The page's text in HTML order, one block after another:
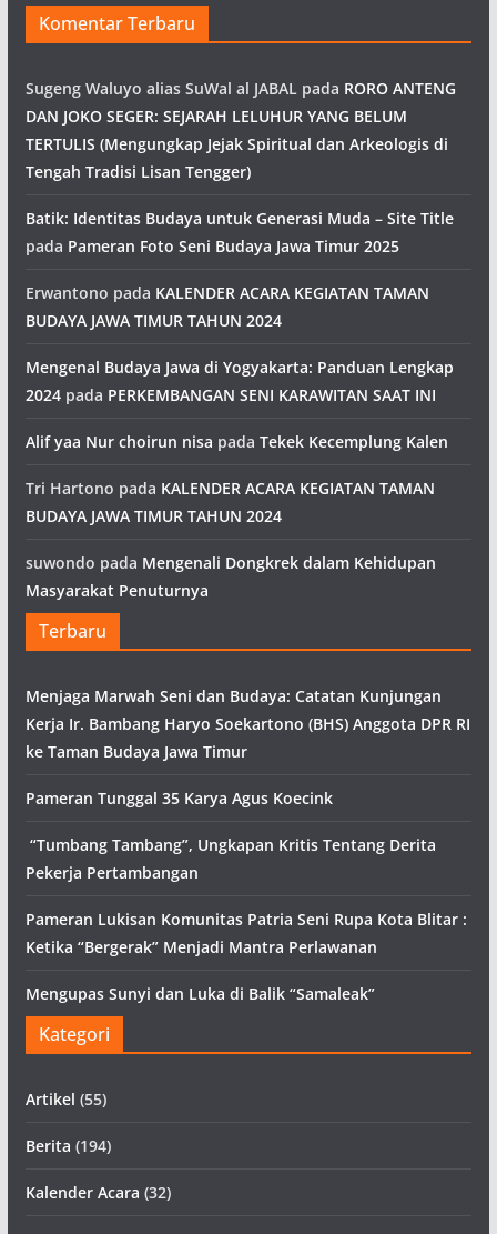
Komentar Terbaru
Sugeng Waluyo alias SuWal al JABAL pada RORO ANTENG
DAN JOKO SEGER: SEJARAH LELUHUR YANG BELUM
TERTULIS (Mengungkap Jejak Spiritual dan Arkeologis di
Tengah Tradisi Lisan Tengger)
Batik: Identitas Budaya untuk Generasi Muda – Site Title
pada Pameran Foto Seni Budaya Jawa Timur 2025
Erwantono pada KALENDER ACARA KEGIATAN TAMAN
BUDAYA JAWA TIMUR TAHUN 2024
Mengenal Budaya Jawa di Yogyakarta: Panduan Lengkap
2024pada PERKEMBANGAN SENI KARAWITAN SAAT INI
Alif yaa Nur choirun nisa pada Tekek Kecemplung Kalen
Tri Hartono pada KALENDER ACARA KEGIATAN TAMAN
BUDAYA JAWA TIMUR TAHUN 2024
suwondo pada Mengenali Dongkrek dalam Kehidupan
Masyarakat Penuturnya
Terbaru
Menjaga Marwah Seni dan Budaya: Catatan Kunjungan
Kerja Ir. Bambang Haryo Soekartono (BHS) Anggota DPR RI
ke Taman Budaya Jawa Timur
Pameran Tunggal 35 Karya Agus Koecink
“Tumbang Tambang”, Ungkapan Kritis Tentang Derita
Pekerja Pertambangan
Pameran Lukisan Komunitas Patria Seni Rupa Kota Blitar :
Ketika “Bergerak” Menjadi Mantra Perlawanan
Mengupas Sunyi dan Luka di Balik “Samaleak”
Kategori
Artikel (55)
Berita (194)
Kalender Acara (32)